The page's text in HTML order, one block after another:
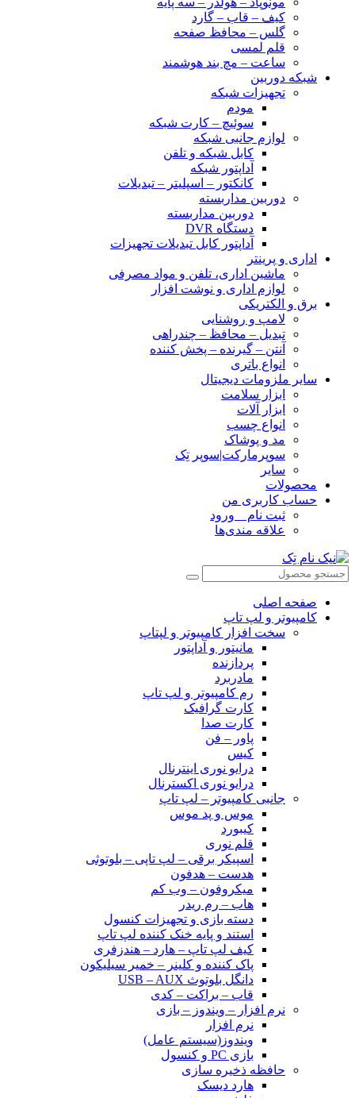
کیف – قاب – گارد
گلس – محافظ صفحه
قلم لمسی
ساعت – مچ بند هوشمند
شبکه دوربین
تجهیزات شبکه
مودم
سوئیچ – کارت شبکه
لوازم جانبی شبکه
کابل شبکه و تلفن
آداپتور شبکه
کانکتور – اسپلیتر – تبدیلات
دوربین مداربسته
دوربین مداربسته
دستگاه DVR
آداپتور کابل تبدیلات تجهیزات
اداری و پرینتر
ماشین اداری، تلفن و مواد مصرفی
لوازم اداری و نوشت افزار
برق و الکتریکی
لامپ و روشنایی
تبدیل – محافظ – چندراهی
آنتن – گیرنده – پخش کننده
انواع باتری
سایر ملزومات دیجیتال
ابزار سلامت
ابزار آلات
انواع چسب
مد و پوشاک
سوپرمارکت|سوپر تِک
سایر
محصولات
حساب کاربری من
ثبت نام _ ورود
علاقه مندی‌ها
صفحه اصلی
کامپیوتر و‌‌‌‌‌ لپ تاپ
سخت افزار کامپیوتر و لپتاپ
مانیتور و آداپتور
پردازنده
مادربرد
رم کامپیوتر و لپ تاپ
کارت گرافیک
کارت صدا
پاور – فن
کیس
درایو نوری اینترنال
درایو نوری اکسترنال
جانبی کامپیوتر – لپ تاپ
موس و پد موس
کیبورد
قلم نوری
اسپیکر برقی – لپ تاپی – بلوتوثی
هدست – هدفون
میکروفون – وب کم
هاب – رم ریدر
دسته بازی و تجهیزات کنسول
استند و پایه خنک کننده لپ تاپ
کیف لپ تاپ – هارد – هندزفری
پاک کننده و کلینر – خمیر سیلیکون
دانگل بلوتوث USB – AUX
قاب – براکت – کدی
نرم افزار – ویندوز – بازی
نرم افزار
ویندوز(سیستم عامل)
بازی PC و کنسول
حافظه ذخیره سازی
هارد دیسک